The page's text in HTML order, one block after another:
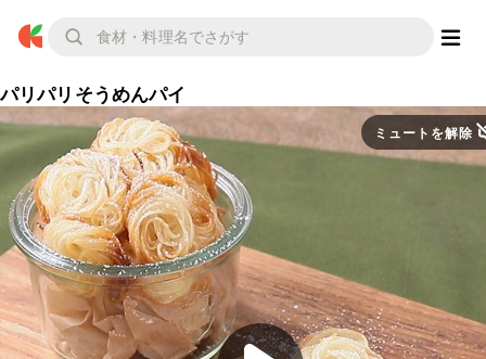
パリパリそうめんパイ
ミュートを解除